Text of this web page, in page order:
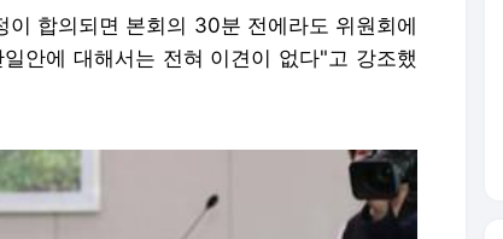
합의되면 본회의 30분 전에라도 위원회에
안에 대해서는 전혀 이견이 없다"고 강조했